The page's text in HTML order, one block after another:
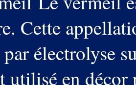
Cette
électrolyse
utilisé en décor